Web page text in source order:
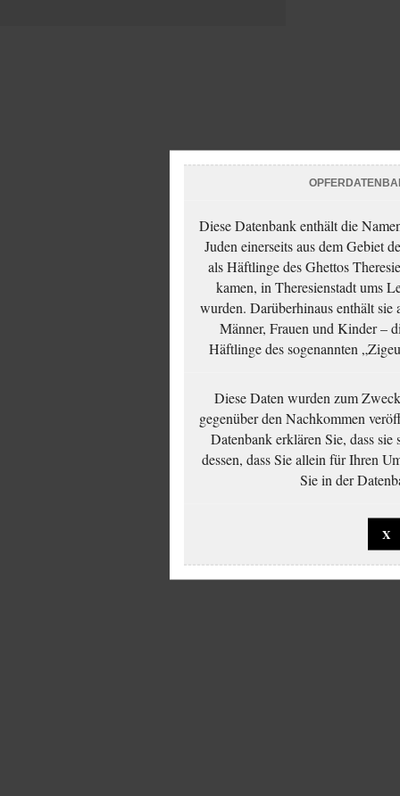
Diese Datenbank enthält die
Juden einerseits aus dem Gebiet
als Häftlinge des Ghettos
kamen, in Theresienstadt ums
wurden. Darüberhinaus enthält
Männer, Frauen und Kinder –
Häftlinge des sogenannten
Diese Daten wurden zum
gegenüber den Nachkommen
Datenbank erklären Sie, dass sie
dessen, dass Sie allein für Ihren
Sie in der
X